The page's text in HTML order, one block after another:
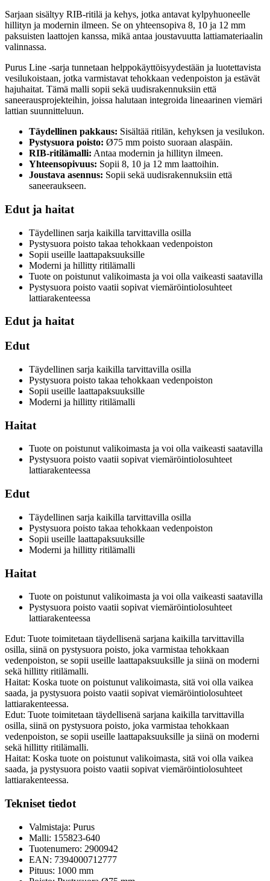
Sarjaan sisältyy RIB-ritilä ja kehys, jotka antavat kylpyhuoneelle
hillityn ja modernin ilmeen. Se on yhteensopiva 8, 10 ja 12 mm
paksuisten laattojen kanssa, mikä antaa joustavuutta lattiamateriaalin
valinnassa.
Purus Line -sarja tunnetaan helppokäyttöisyydestään ja luotettavista
vesilukoistaan, jotka varmistavat tehokkaan vedenpoiston ja estävät
hajuhaitat. Tämä malli sopii sekä uudisrakennuksiin että
saneerausprojekteihin, joissa halutaan integroida lineaarinen viemäri
lattian suunnitteluun.
Täydellinen pakkaus: Sisältää ritilän, kehyksen ja vesilukon.
Pystysuora poisto: Ø75 mm poisto suoraan alaspäin.
RIB-ritilämalli: Antaa modernin ja hillityn ilmeen.
Yhteensopivuus: Sopii 8, 10 ja 12 mm laattoihin.
Joustava asennus: Sopii sekä uudisrakennuksiin että
saneeraukseen.
Edut ja haitat
Täydellinen sarja kaikilla tarvittavilla osilla
Pystysuora poisto takaa tehokkaan vedenpoiston
Sopii useille laattapaksuuksille
Moderni ja hillitty ritilämalli
Tuote on poistunut valikoimasta ja voi olla vaikeasti saatavilla
Pystysuora poisto vaatii sopivat viemäröintiolosuhteet
lattiarakenteessa
Edut ja haitat
Edut
Täydellinen sarja kaikilla tarvittavilla osilla
Pystysuora poisto takaa tehokkaan vedenpoiston
Sopii useille laattapaksuuksille
Moderni ja hillitty ritilämalli
Haitat
Tuote on poistunut valikoimasta ja voi olla vaikeasti saatavilla
Pystysuora poisto vaatii sopivat viemäröintiolosuhteet
lattiarakenteessa
Edut
Täydellinen sarja kaikilla tarvittavilla osilla
Pystysuora poisto takaa tehokkaan vedenpoiston
Sopii useille laattapaksuuksille
Moderni ja hillitty ritilämalli
Haitat
Tuote on poistunut valikoimasta ja voi olla vaikeasti saatavilla
Pystysuora poisto vaatii sopivat viemäröintiolosuhteet
lattiarakenteessa
Edut: Tuote toimitetaan täydellisenä sarjana kaikilla tarvittavilla
osilla, siinä on pystysuora poisto, joka varmistaa tehokkaan
vedenpoiston, se sopii useille laattapaksuuksille ja siinä on moderni
sekä hillitty ritilämalli.
Haitat: Koska tuote on poistunut valikoimasta, sitä voi olla vaikea
saada, ja pystysuora poisto vaatii sopivat viemäröintiolosuhteet
lattiarakenteessa.
Edut: Tuote toimitetaan täydellisenä sarjana kaikilla tarvittavilla
osilla, siinä on pystysuora poisto, joka varmistaa tehokkaan
vedenpoiston, se sopii useille laattapaksuuksille ja siinä on moderni
sekä hillitty ritilämalli.
Haitat: Koska tuote on poistunut valikoimasta, sitä voi olla vaikea
saada, ja pystysuora poisto vaatii sopivat viemäröintiolosuhteet
lattiarakenteessa.
Tekniset tiedot
Valmistaja: Purus
Malli: 155823-640
Tuotenumero: 2900942
EAN: 7394000712777
Pituus: 1000 mm